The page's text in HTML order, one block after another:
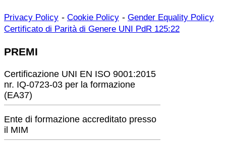
Privacy Policy - Cookie Policy - Gender Equality Policy
Certificato di Parità di Genere UNI PdR 125:22
PREMI
Certificazione UNI EN ISO 9001:2015
nr. IQ-0723-03 per la formazione
(EA37)
Ente di formazione accreditato presso
il MIM